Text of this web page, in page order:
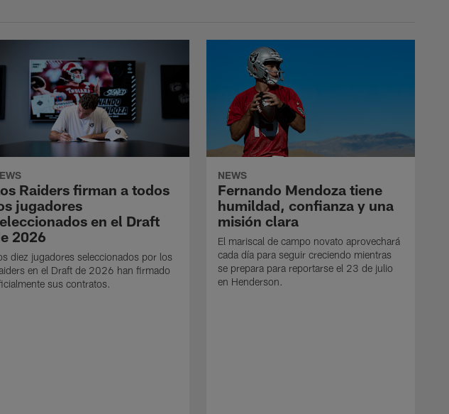
Raiders firman a todos
jugadores
en el Draft
2026
diez jugadores seleccionados por los
en el Draft de 2026 han firmado
sus contratos.
NEWS
Fernando Mendoza tiene
humildad, confianza y una
misión clara
El mariscal de campo novato aprovechará
cada día para seguir creciendo mientras
se prepara para reportarse el 23 de julio
en Henderson.